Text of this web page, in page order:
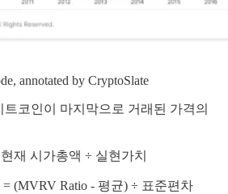
annotated by CryptoSlate
트코인이 마지막으로 거래된 가격의
재 시가총액 ÷ 실현가치
= (MVRV Ratio - 평균) ÷ 표준편차